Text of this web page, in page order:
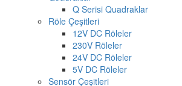
Q Serisi Quadraklar
Röle Çeşitleri
12V DC Röleler
230V Röleler
24V DC Röleler
5V DC Röleler
Sensör Çeşitleri